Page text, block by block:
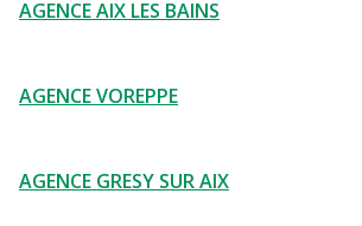
AGENCE AIX LES BAINS
AGENCE VOREPPE
AGENCE GRESY SUR AIX